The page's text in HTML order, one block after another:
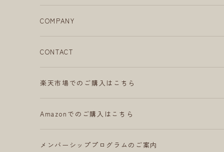
COMPANY
CONTACT
楽天市場でのご購入はこちら
Amazonでのご購入はこちら
メンバーシッププログラムのご案内